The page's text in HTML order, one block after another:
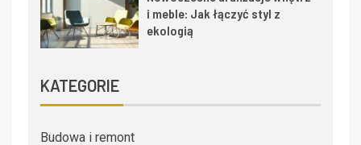
i meble: Jak łączyć styl z
ekologią
KATEGORIE
Budowa i remont